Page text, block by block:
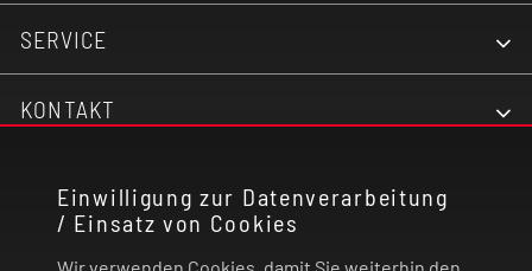
Einwilligung zur Datenverarbeitung
/ Einsatz von Cookies
SERVICE
KONTAKT